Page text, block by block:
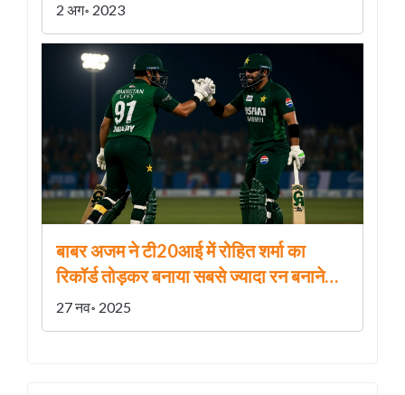
2 अग॰ 2023
बाबर अजम ने टी20आई में रोहित शर्मा का
रिकॉर्ड तोड़कर बनाया सबसे ज्यादा रन बनाने
वाला
27 नव॰ 2025